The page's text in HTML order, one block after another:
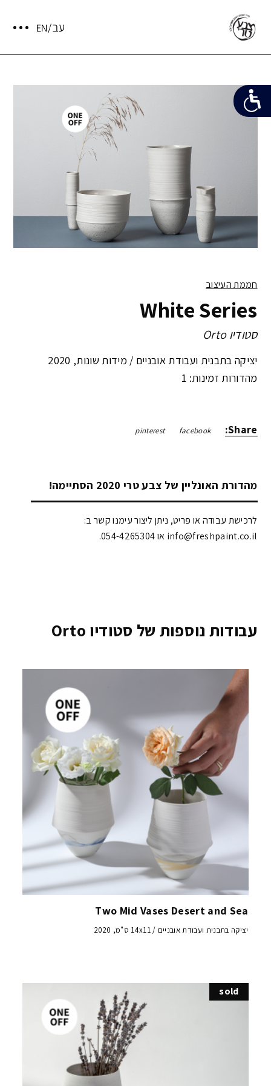
חממת העיצוב
White Series
סטודיו Orto
יציקה בתבנית ועבודת אובניים / מידות שונות,
מהדורות זמינות: 1
Share:
facebook
pinterest
מהדורת האונליין של צבע טרי 2020 הסתיימה!
לרכישת עבודה או פריט, ניתן ליצור עימנו קשר ב:
info@freshpaint.co.il‏ או 054-4265304.
עבודות נוספות של סטודיו Orto
Two Mid Vases Desert and Sea
יציקה בתבנית ועבודת אובניים / 14x11 ס"מ, 2020
sold